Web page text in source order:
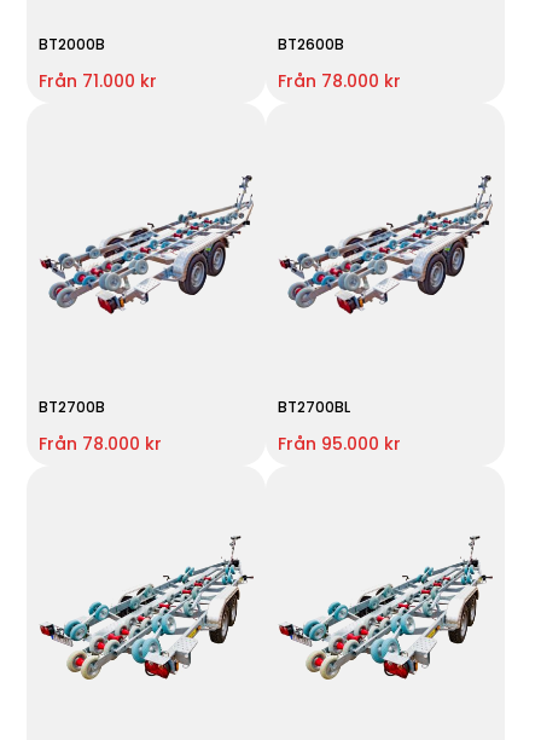
BT2000B
Från 71.000 kr
BT2600B
Från 78.000 kr
BT2700B
Från 78.000 kr
BT2700BL
Från 95.000 kr